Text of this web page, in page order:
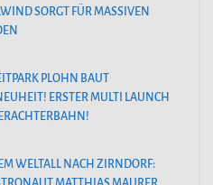
SORGT FÜR MASSIVEN
PLOHN BAUT
ERSTER MULTI LAUNCH
WELTALL NACH ZIRNDORF: